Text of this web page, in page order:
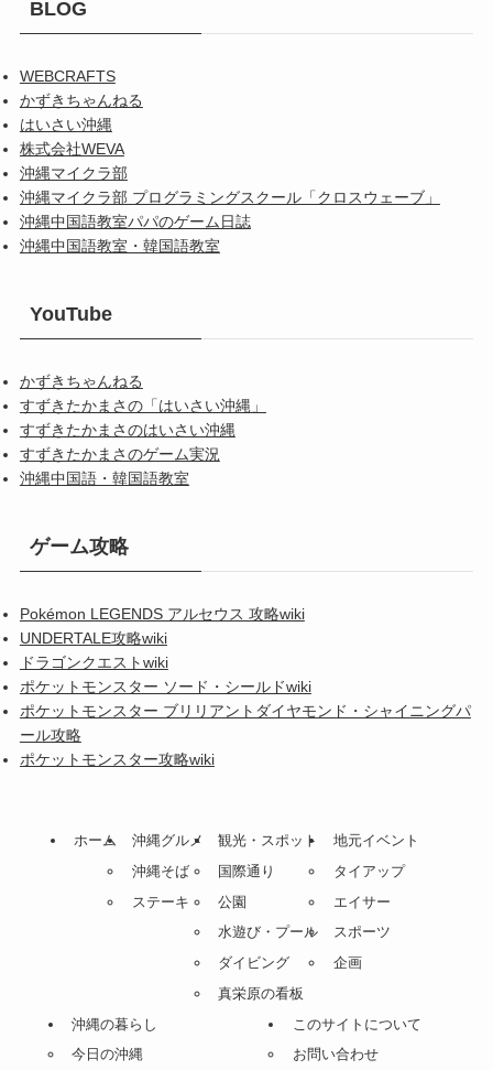
BLOG
WEBCRAFTS
かずきちゃんねる
はいさい沖縄
株式会社WEVA
沖縄マイクラ部
沖縄マイクラ部 プログラミングスクール「クロスウェーブ」
沖縄中国語教室パパのゲーム日誌
沖縄中国語教室・韓国語教室
YouTube
かずきちゃんねる
すずきたかまさの「はいさい沖縄」
すずきたかまさのはいさい沖縄
すずきたかまさのゲーム実況
沖縄中国語・韓国語教室
ゲーム攻略
Pokémon LEGENDS アルセウス 攻略wiki
UNDERTALE攻略wiki
ドラゴンクエストwiki
ポケットモンスター ソード・シールドwiki
ポケットモンスター ブリリアントダイヤモンド・シャイニングパ
ール攻略
ポケットモンスター攻略wiki
ホーム
沖縄グルメ
沖縄そば
ステーキ
観光・スポット
国際通り
公園
水遊び・プール
ダイビング
真栄原の看板
地元イベント
タイアップ
エイサー
スポーツ
企画
沖縄の暮らし
今日の沖縄
このサイトについて
お問い合わせ